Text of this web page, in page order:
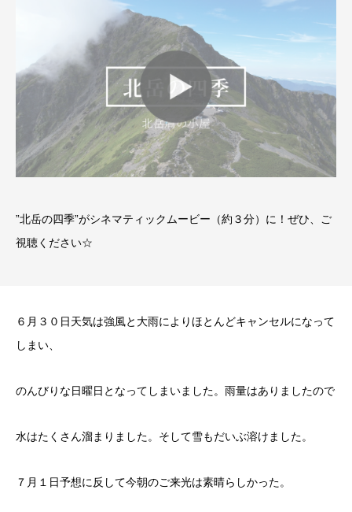
”北岳の四季”がシネマティックムービー（約３分）に！ぜひ、ご
視聴ください☆
６月３０日天気は強風と大雨によりほとんどキャンセルになって
しまい、
のんびりな日曜日となってしまいました。雨量はありましたので
水はたくさん溜まりました。そして雪もだいぶ溶けました。
７月１日予想に反して今朝のご来光は素晴らしかった。